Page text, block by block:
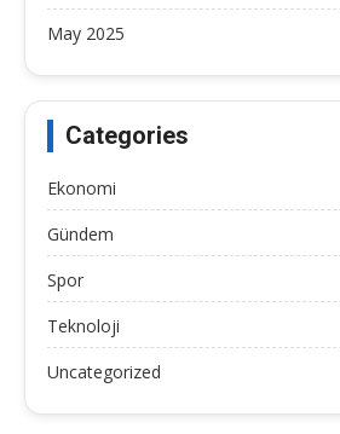
May 2025
Categories
Ekonomi
Gündem
Spor
Teknoloji
Uncategorized